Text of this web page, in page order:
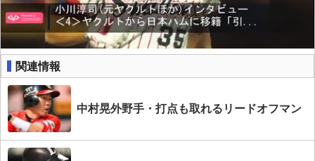
関連情報
中村晃外野手・打点も取れるリードオフマン